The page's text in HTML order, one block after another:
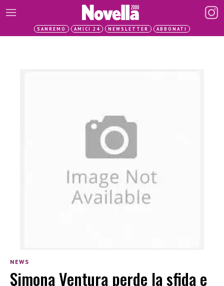
SANREMO AMICI 24 NEWSLETTER ABBONATI
NEWS
Simona Ventura perde la sfida e